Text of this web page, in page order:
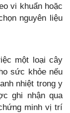
vi khuẩn hoặc
nguyên liệu
một loại cây
sức khỏe nếu
nhiệt trong y
ghi nhận qua
minh vị trí